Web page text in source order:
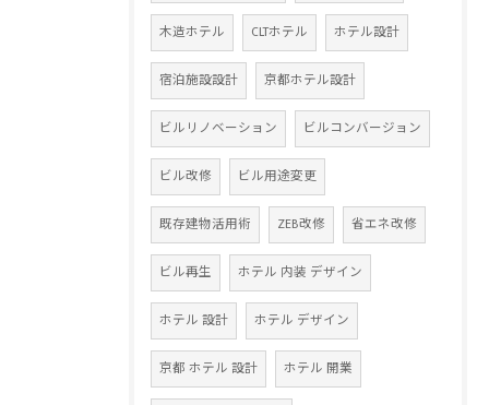
木造ホテル CLTホテル ホテル設計
宿泊施設設計 京都ホテル設計
ビルリノベーション ビルコンバージョン
ビル改修 ビル用途変更
既存建物活用術 ZEB改修 省エネ改修
ビル再生 ホテル 内装 デザイン
ホテル 設計 ホテル デザイン
京都 ホテル 設計 ホテル 開業